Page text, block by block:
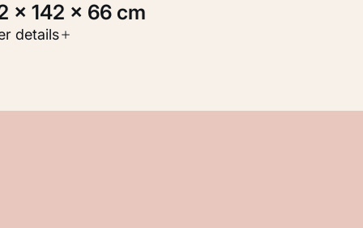
× 142 × 66 cm
werk
details